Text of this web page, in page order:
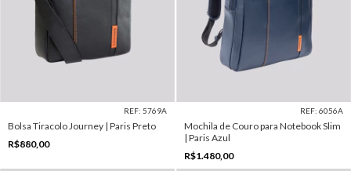
REF: 5769A
Bolsa Tiracolo Journey | Paris Preto
R$880,00
REF: 6056A
Mochila de Couro para Notebook Slim
| Paris Azul
R$1.480,00